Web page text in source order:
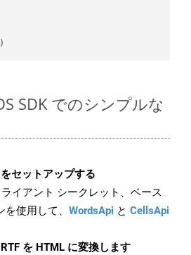
SDK でのシンプルな
セットアップする
イアント シークレット、ベース
使用して、 WordsApi と CellsApi
を HTML に変換します